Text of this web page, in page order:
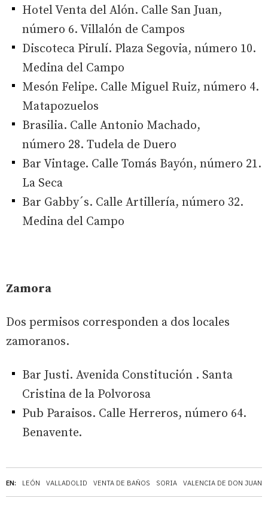
EN: LEÓN VALLADOLID VENTA DE BAÑOS SORIA VALENCIA DE DON JUAN
Hotel Venta del Alón. Calle San Juan,
número 6. Villalón de Campos
Discoteca Pirulí. Plaza Segovia, número 10.
Medina del Campo
Mesón Felipe. Calle Miguel Ruiz, número 4.
Matapozuelos
Brasilia. Calle Antonio Machado,
número 28. Tudela de Duero
Bar Vintage. Calle Tomás Bayón, número 21.
La Seca
Bar Gabby´s. Calle Artillería, número 32.
Medina del Campo
Zamora
Dos permisos corresponden a dos locales
zamoranos.
Bar Justi. Avenida Constitución . Santa
Cristina de la Polvorosa
Pub Paraisos. Calle Herreros, número 64.
Benavente.